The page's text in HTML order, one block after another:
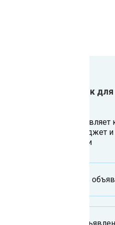
Один ИИ-сотрудник
Чат-бот для Юла
чтобы экономить бюджет
на развитие компании
Как разместить
Как удалить